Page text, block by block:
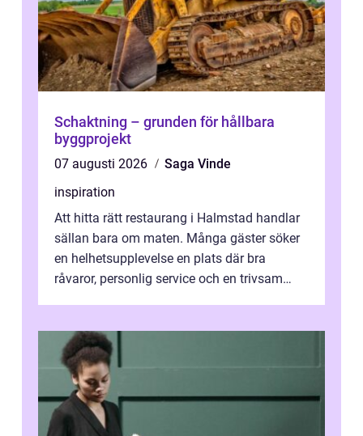
Schaktning – grunden för hållbara
byggprojekt
07 augusti 2026
Saga Vinde
inspiration
Att hitta rätt restaurang i Halmstad handlar
sällan bara om maten. Många gäster söker
en helhetsupplevelse en plats där bra
råvaror, personlig service och en trivsam